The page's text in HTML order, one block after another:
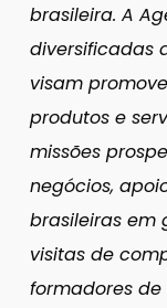
brasileira. A
diversificadas
visam
produtos e
missões
negócios,
brasileiras em
visitas de
formadores